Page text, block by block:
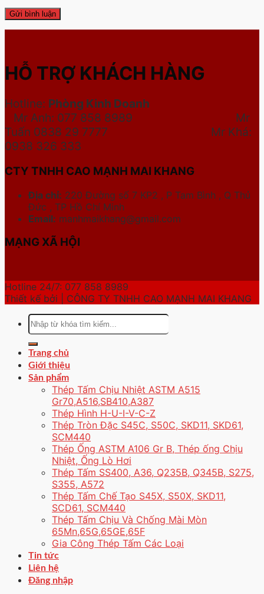
HỖ TRỢ KHÁCH HÀNG
Hotline: Phòng Kinh Doanh
Mr Anh: 077 858 8989 Mr
Tuấn 0838 29 7777 Mr Khá:
0938 326 333
CTY TNHH CAO MẠNH MAI KHANG
Địa chỉ: 220 Đường số 7 KP2 , P Tam Bình , Q Thủ
Đức , TP Hồ Chí Minh
Email: manhmaikhang@gmail.com
MẠNG XÃ HỘI
Hotline 24/7: 077 858 8989
Thiết kế bởi | CÔNG TY TNHH CAO MẠNH MAI KHANG
Tìm
kiếm:
Trang chủ
Giới thiệu
Sản phẩm
Thép Tấm Chịu Nhiệt ASTM A515
Gr70,A516,SB410,A387
Thép Hình H-U-I-V-C-Z
Thép Tròn Đặc S45C, S50C, SKD11, SKD61,
SCM440
Thép Ống ASTM A106 Gr B, Thép ống Chịu
Nhiệt, Ống Lò Hơi
Thép Tấm SS400, A36, Q235B, Q345B, S275,
S355, A572
Thép Tấm Chế Tạo S45X, S50X, SKD11,
SCD61, SCM440
Thép Tấm Chịu Và Chống Mài Mòn
65Mn,65G,65GE,65F
Gia Công Thép Tấm Các Loại
Tin tức
Liên hệ
Đăng nhập